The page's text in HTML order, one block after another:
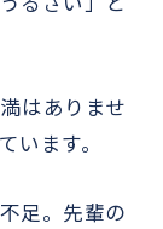
はありませ
います。
足。先輩の